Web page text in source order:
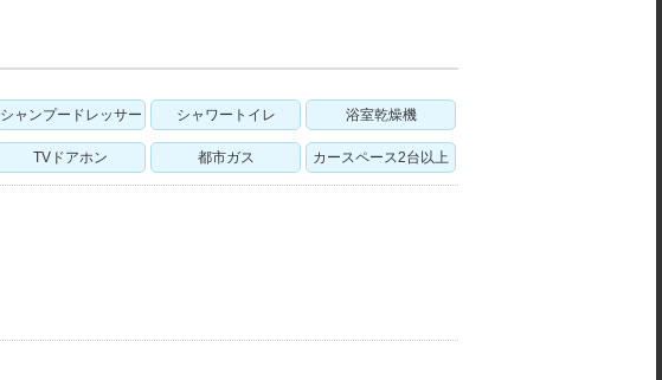
シャンプードレッサー シャワートイレ 浴室乾燥機
TVドアホン 都市ガス カースペース2台以上